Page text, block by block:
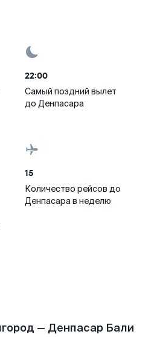
22:00
Самый поздний вылет
до Денпасара
15
Количество рейсов до
Денпасара в неделю
— Денпасар Бали